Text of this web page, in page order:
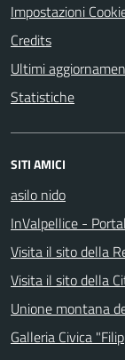
Impostazioni
Credits
Ultimi
Statistiche
SITI AMICI
asilo nido
InValpellice -
Visita il sito della
Visita il sito della
Unione montana
Galleria Civica